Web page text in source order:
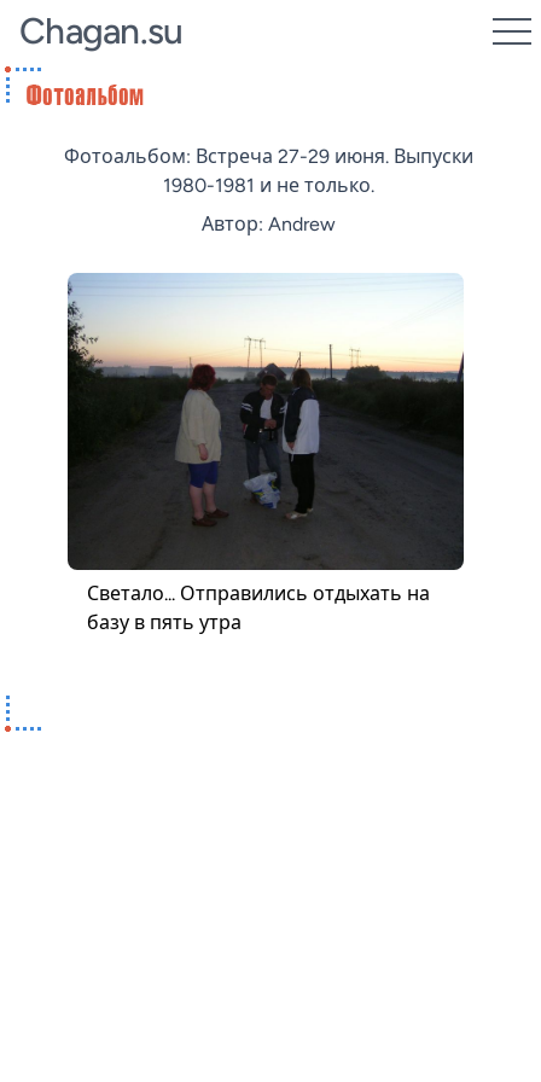
Chagan.su
Фотоальбом: Встреча 27-29 июня. Выпуски
1980-1981 и не только.
Автор: Andrew
Светало... Отправились отдыхать на
базу в пять утра